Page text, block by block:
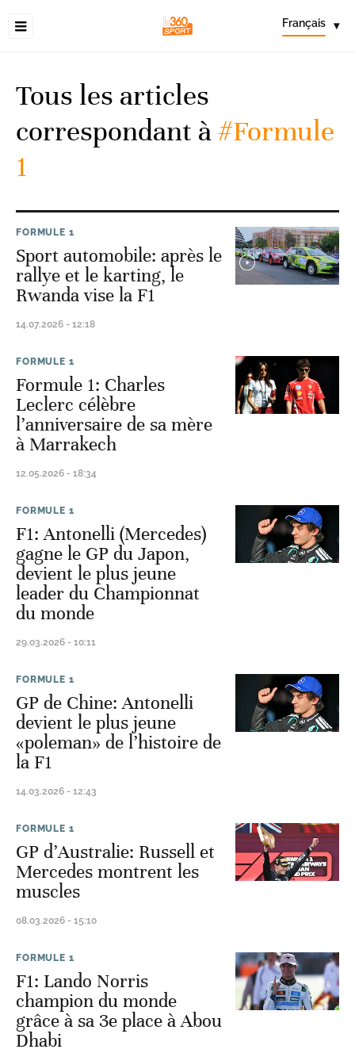
Français ▾
Tous les articles
correspondant à#Formule
1
FORMULE 1
Sport automobile: après le
rallye et le karting, le
Rwanda vise la F1
14.07.2026 - 12:18
FORMULE 1
Formule 1: Charles
Leclerc célèbre
l’anniversaire de sa mère
à Marrakech
12.05.2026 - 18:34
FORMULE 1
F1: Antonelli (Mercedes)
gagne le GP du Japon,
devient le plus jeune
leader du Championnat
du monde
29.03.2026 - 10:11
FORMULE 1
GP de Chine: Antonelli
devient le plus jeune
«poleman» de l’histoire de
la F1
14.03.2026 - 12:43
FORMULE 1
GP d’Australie: Russell et
Mercedes montrent les
muscles
08.03.2026 - 15:10
FORMULE 1
F1: Lando Norris
champion du monde
grâce à sa 3e place à Abou
Dhabi